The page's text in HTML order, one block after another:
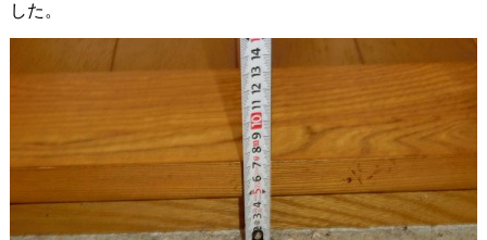
した。